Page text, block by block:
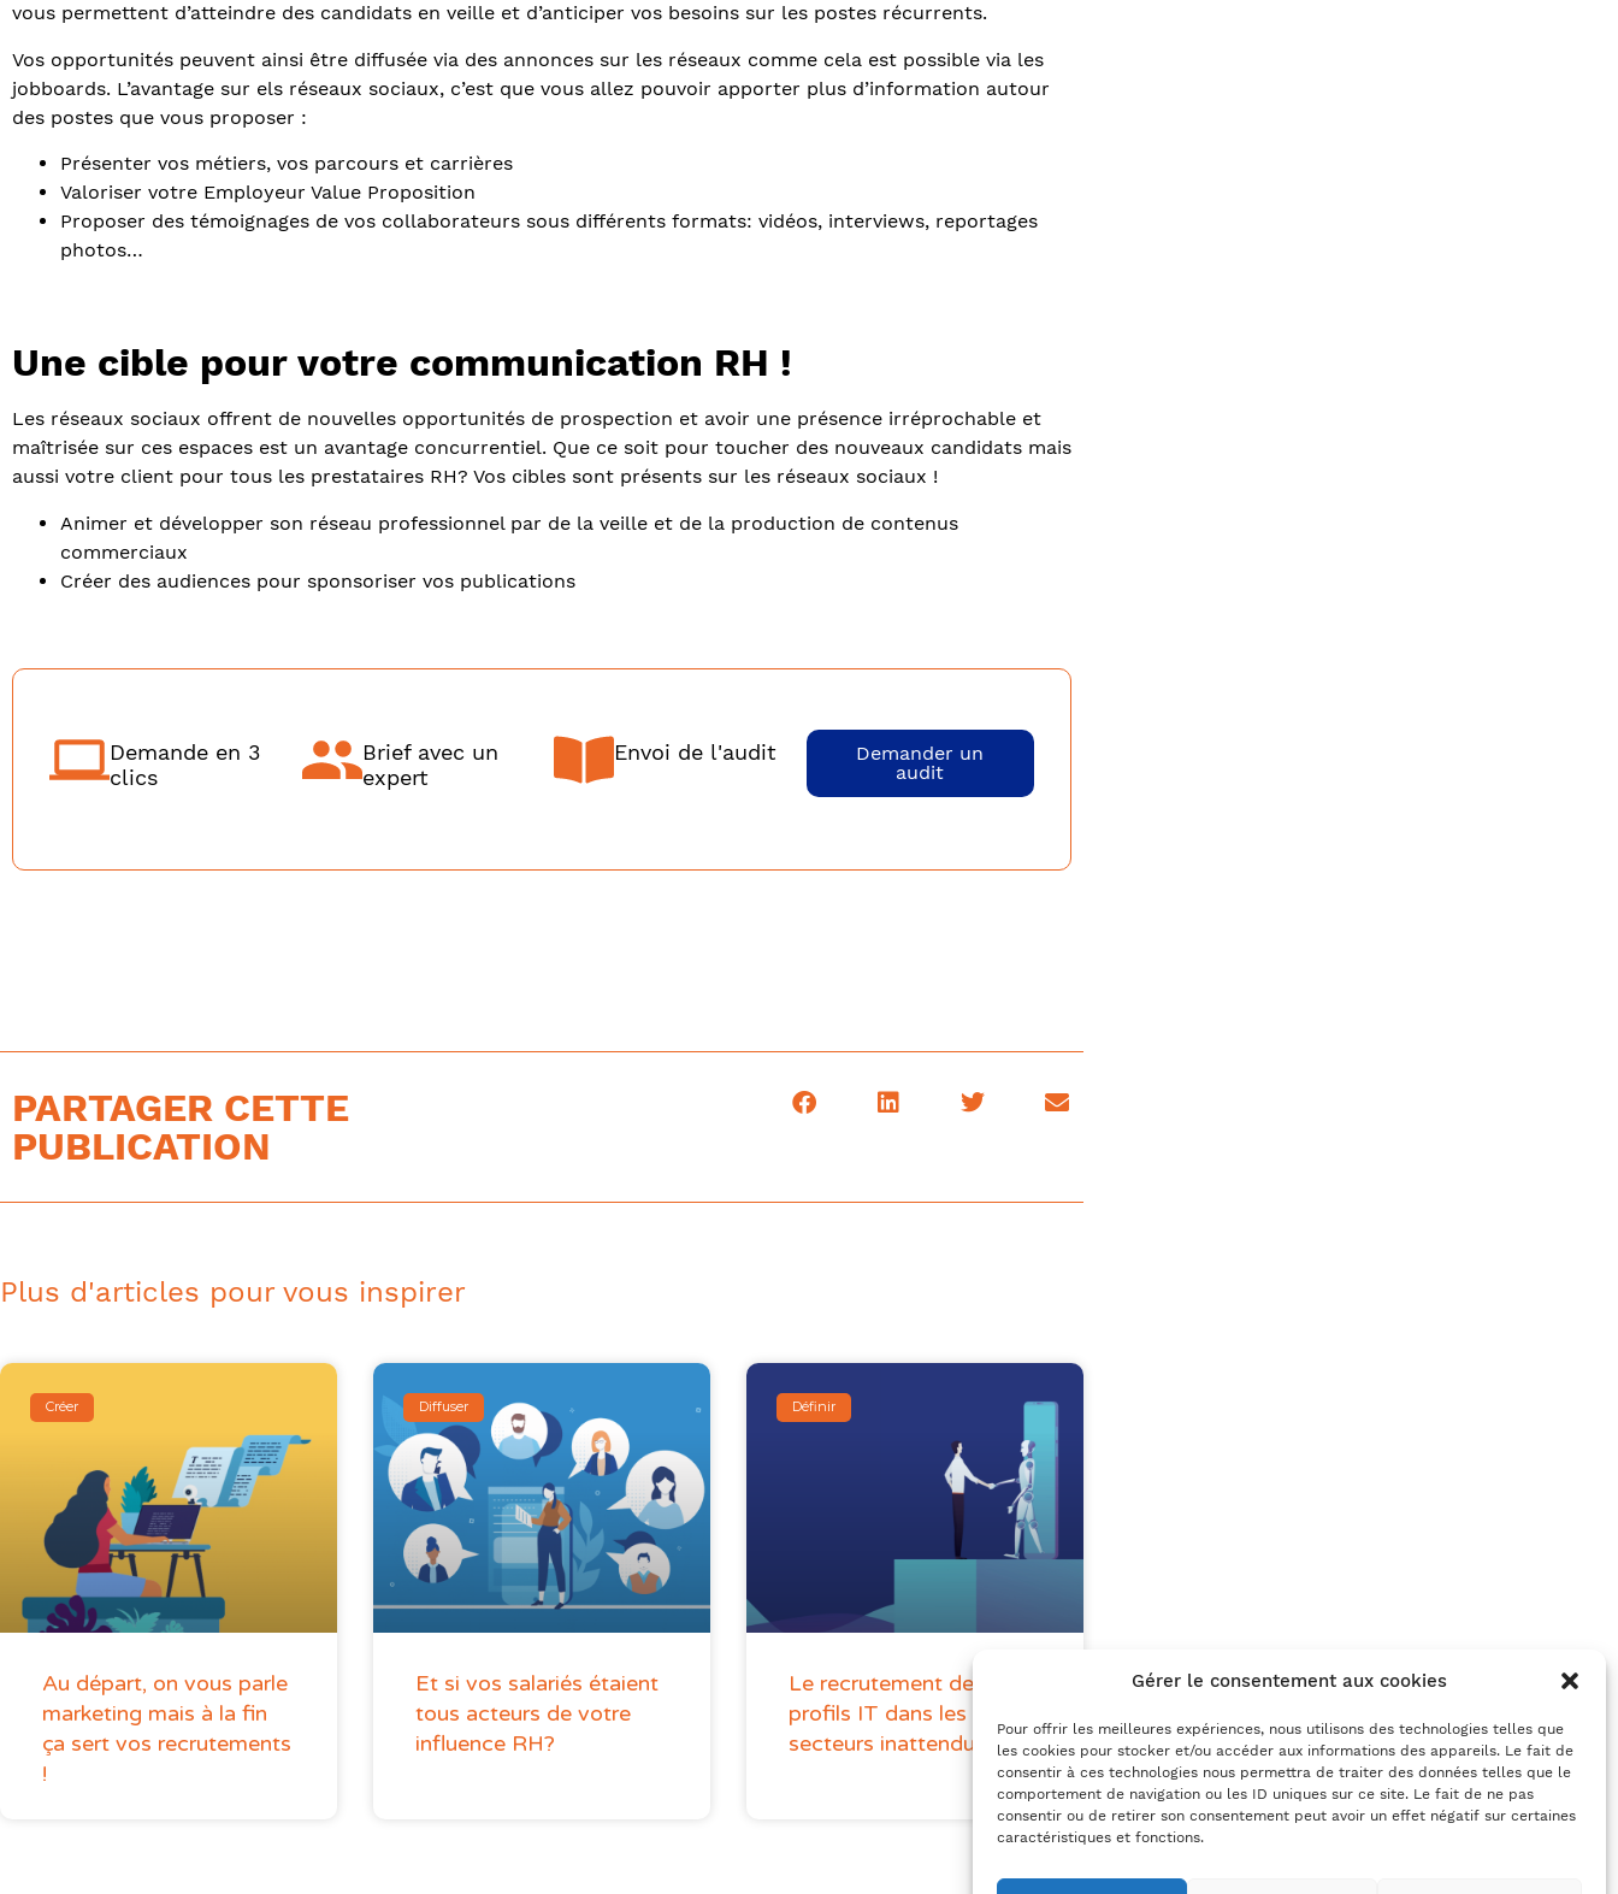
Gérer le consentement aux cookies
Pour offrir les meilleures expériences, nous utilisons des technologies telles que
les cookies pour stocker et/ou accéder aux informations des appareils. Le fait de
consentir à ces technologies nous permettra de traiter des données telles que le
comportement de navigation ou les ID uniques sur ce site. Le fait de ne pas
consentir ou de retirer son consentement peut avoir un effet négatif sur certaines
caractéristiques et fonctions.
vous permettent d’atteindre des candidats en veille et d’anticiper vos besoins sur les postes récurrents.
Vos opportunités peuvent ainsi être diffusée via des annonces sur les réseaux comme cela est possible via les
jobboards. L’avantage sur els réseaux sociaux, c’est que vous allez pouvoir apporter plus d’information autour
des postes que vous proposer :
Présenter vos métiers, vos parcours et carrières
Valoriser votre Employeur Value Proposition
Proposer des témoignages de vos collaborateurs sous différents formats: vidéos, interviews, reportages
photos…
Une cible pour votre communication RH !
Les réseaux sociaux offrent de nouvelles opportunités de prospection et avoir une présence irréprochable et
maîtrisée sur ces espaces est un avantage concurrentiel. Que ce soit pour toucher des nouveaux candidats mais
aussi votre client pour tous les prestataires RH? Vos cibles sont présents sur les réseaux sociaux !
Animer et développer son réseau professionnel par de la veille et de la production de contenus
commerciaux
Créer des audiences pour sponsoriser vos publications
Demande en 3
clics
Brief avec un
expert
Envoi de l'audit
Demander un
audit
PARTAGER CETTE
PUBLICATION
Plus d'articles pour vous inspirer
Créer
Au départ, on vous parle
marketing mais à la fin
ça sert vos recrutements
!
Diffuser
Et si vos salariés étaient
tous acteurs de votre
influence RH?
Définir
Le recrutement de
profils IT dans les
secteurs inattendus